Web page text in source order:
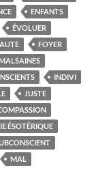
ENFANTS
ÉVOLUER
FOYER
INDIVI
JUSTE
ÉSOTÉRIQUE
MAL